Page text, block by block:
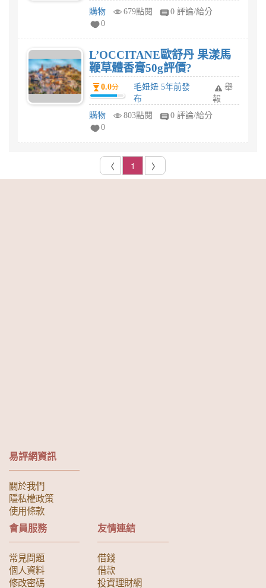
購物
679點閱
0 評論/給分
0
L’OCCITANE歐舒丹 果漾馬
鞭草體香膏50g評價?
0.0分
毛妞妞 5年前發
布
舉
報
購物
803點閱
0 評論/給分
0
〈 1 〉
易評網資訊
關於我們
隱私權政策
使用條款
會員服務
常見問題
個人資料
修改密碼
友情連結
借錢
借款
投資理財網